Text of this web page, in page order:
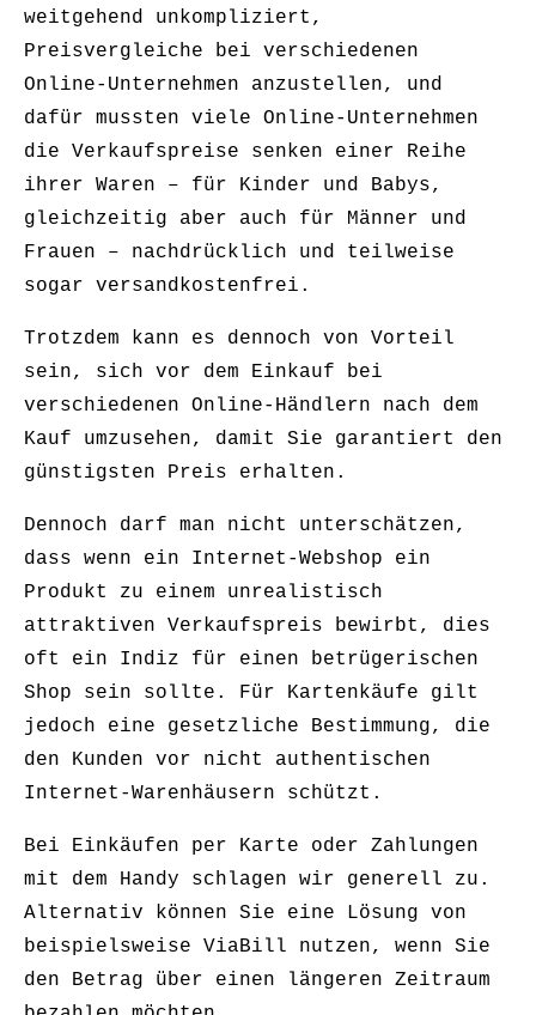
weitgehend unkompliziert,
Preisvergleiche bei verschiedenen
Online-Unternehmen anzustellen, und
dafür mussten viele Online-Unternehmen
die Verkaufspreise senken einer Reihe
ihrer Waren – für Kinder und Babys,
gleichzeitig aber auch für Männer und
Frauen – nachdrücklich und teilweise
sogar versandkostenfrei.
Trotzdem kann es dennoch von Vorteil
sein, sich vor dem Einkauf bei
verschiedenen Online-Händlern nach dem
Kauf umzusehen, damit Sie garantiert den
günstigsten Preis erhalten.
Dennoch darf man nicht unterschätzen,
dass wenn ein Internet-Webshop ein
Produkt zu einem unrealistisch
attraktiven Verkaufspreis bewirbt, dies
oft ein Indiz für einen betrügerischen
Shop sein sollte. Für Kartenkäufe gilt
jedoch eine gesetzliche Bestimmung, die
den Kunden vor nicht authentischen
Internet-Warenhäusern schützt.
Bei Einkäufen per Karte oder Zahlungen
mit dem Handy schlagen wir generell zu.
Alternativ können Sie eine Lösung von
beispielsweise ViaBill nutzen, wenn Sie
den Betrag über einen längeren Zeitraum